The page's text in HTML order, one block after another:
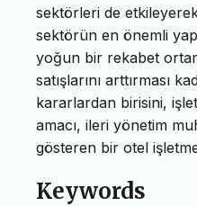
sektörleri de
sektörün en önemli
yoğun bir rekabet
satışlarını arttırması
kararlardan birisini,
amacı, ileri yönetim
gösteren bir otel
Keywords